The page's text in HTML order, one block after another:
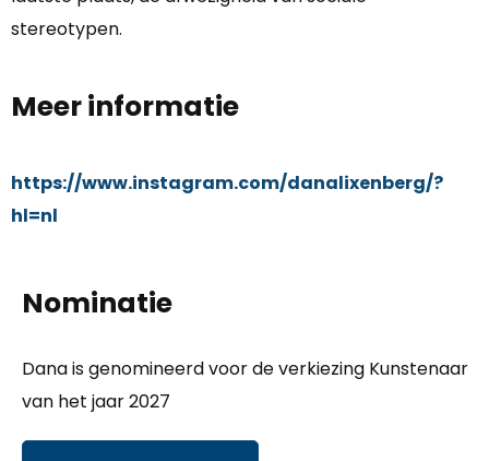
stereotypen.
Meer informatie
https://www.instagram.com/danalixenberg/?
hl=nl
Nominatie
Dana is genomineerd voor de verkiezing Kunstenaar
van het jaar 2027